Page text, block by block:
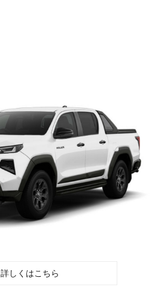
詳しくはこちら